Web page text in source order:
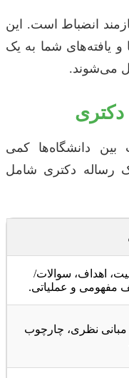
انضباط است. این
یافته‌های شما به یک
می‌شوند.
دکتری
دانشگاه‌ها کمی
رساله دکتری شامل
اهداف، سوالات/
مفهومی و عملیاتی.
مبانی نظری، چارچوب